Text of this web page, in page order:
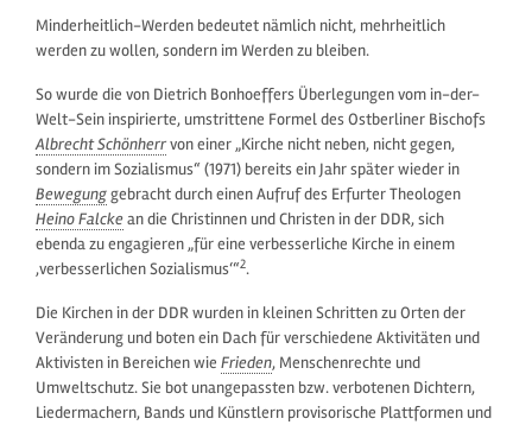
Minderheitlich-Werden bedeutet nämlich nicht, mehrheitlich
werden zu wollen, sondern im Werden zu bleiben.
So wurde die von Dietrich Bonhoeffers Überlegungen vom in-der-
Welt-Sein inspirierte, umstrittene Formel des Ostberliner Bischofs
Albrecht Schönherrvon einer „Kirche nicht neben, nicht gegen,
sondern im Sozialismus“ (1971) bereits ein Jahr später wieder in
Bewegunggebracht durch einen Aufruf des Erfurter Theologen
Heino Falckean die Christinnen und Christen in der DDR, sich
ebenda zu engagieren „für eine verbesserliche Kirche in einem
‚verbesserlichen Sozialismus‘“2.
Die Kirchen in der DDR wurden in kleinen Schritten zu Orten der
Veränderung und boten ein Dach für verschiedene Aktivitäten und
Aktivisten in Bereichen wie Frieden, Menschenrechte und
Umweltschutz. Sie bot unangepassten bzw. verbotenen Dichtern,
Liedermachern, Bands und Künstlern provisorische Plattformen und